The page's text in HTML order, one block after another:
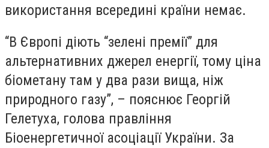
використання всередині країни немає.
“В Європі діють “зелені премії” для
альтернативних джерел енергії, тому ціна
біометану там у два рази вища, ніж
природного газу”, – пояснює Георгій
Гелетуха, голова правління
Біоенергетичної асоціації України. За